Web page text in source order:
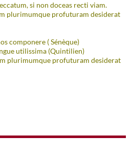
si non doceas recti viam.
plurimumque profuturam desiderat
componere ( Sénèque)
utilissima (Quintilien)
plurimumque profuturam desiderat